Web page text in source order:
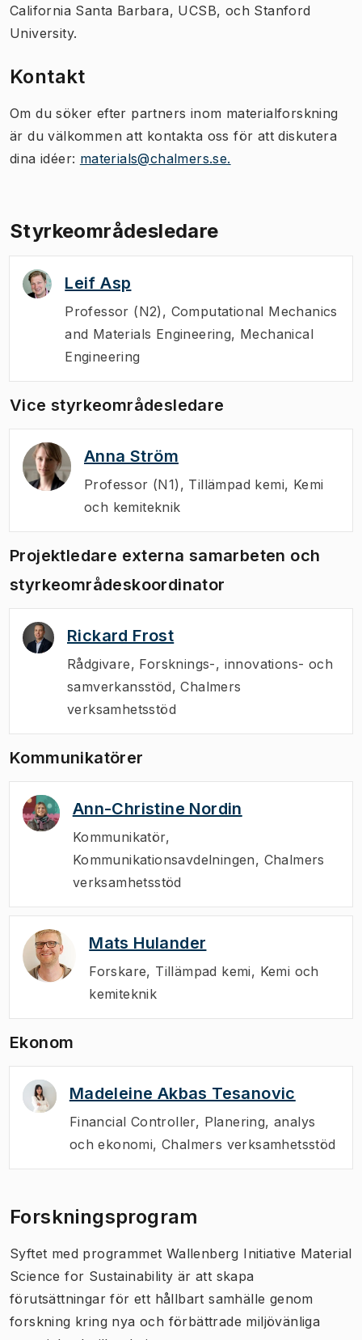
California Santa Barbara, UCSB, och Stanford
University.
Kontakt
Om du söker efter partners inom materialforskning
är du välkommen att kontakta oss för att diskutera
dina idéer: materials@chalmers.se.
Styrkeområdesledare
Leif Asp
Professor (N2) , Computational Mechanics
and Materials Engineering, Mechanical
Engineering
Vice styrkeområdesledare
Anna Ström
Professor (N1) , Tillämpad kemi, Kemi
och kemiteknik
Projektledare externa samarbeten och
styrkeområdeskoordinator
Rickard Frost
Rådgivare, Forsknings-, innovations- och
samverkansstöd, Chalmers
verksamhetsstöd
Kommunikatörer
Ann-Christine Nordin
Kommunikatör,
Kommunikationsavdelningen, Chalmers
verksamhetsstöd
Mats Hulander
Forskare, Tillämpad kemi, Kemi och
kemiteknik
Ekonom
Madeleine Akbas Tesanovic
Financial Controller, Planering, analys
och ekonomi, Chalmers verksamhetsstöd
Forskningsprogram
Syftet med programmet Wallenberg Initiative Material
Science for Sustainability är att skapa
förutsättningar för ett hållbart samhälle genom
forskning kring nya och förbättrade miljövänliga